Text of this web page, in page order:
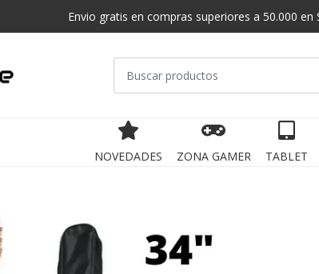
Envio gratis en compras superiores a 50.000 en
NOVEDADES
ZONA GAMER TABLET